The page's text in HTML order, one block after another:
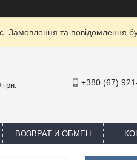
Замовлення та повідомлення
грн.
+380 (67)
ВОЗВРАТ И ОБМЕН